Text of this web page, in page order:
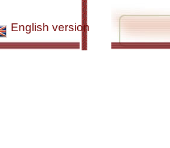
English version